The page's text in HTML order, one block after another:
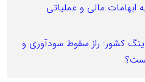
ابهامات مالی و عملیاتی
کشور: راز سقوط سودآوری و